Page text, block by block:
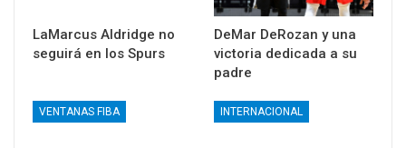
LaMarcus Aldridge no
seguirá en los Spurs
DeMar DeRozan y una
victoria dedicada a su
padre
VENTANAS FIBA INTERNACIONAL